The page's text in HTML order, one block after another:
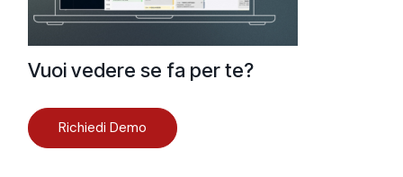
Vuoi vedere se fa per te?
Richiedi Demo